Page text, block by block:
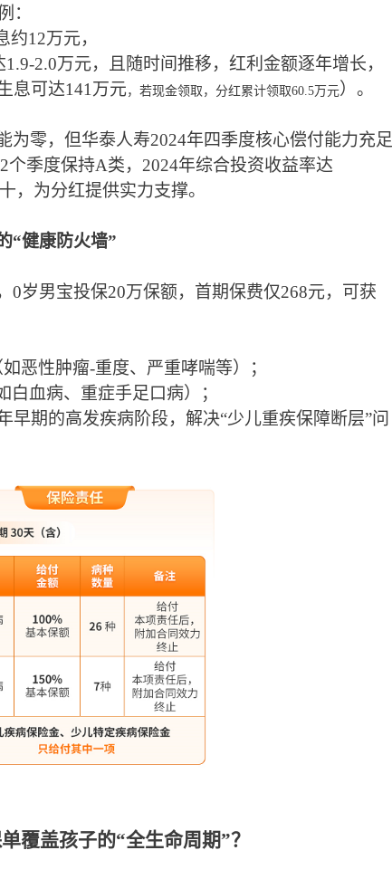
：
约12万元，
1.9-2.0万元，且随时间推移，红利金额逐年增长，
息可达141 万元， 若现金领取， 分红累计领取60.5万元）。
为零，但华泰人寿2024年四季度核心偿付能力充足
2个季度保持A类，2024年综合投资收益率达
， 为分红提供实力支撑。
健康防火墙”
0岁男宝投保20万保额，首期保费仅268元，可获
恶性肿瘤-重度、严重哮喘等）；
白血病、重症手足口病）；
早期的高发疾病阶段，解决“少儿重疾保障断层”问
覆盖孩子的“全生命周期”？